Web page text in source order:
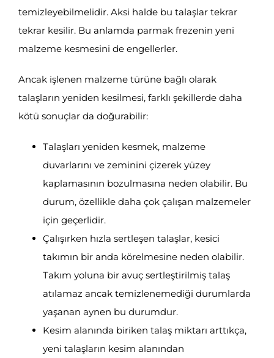
temizleyebilmelidir. Aksi halde bu talaşlar tekrar
tekrar kesilir. Bu anlamda parmak frezenin yeni
malzeme kesmesini de engellerler.
Ancak işlenen malzeme türüne bağlı olarak
talaşların yeniden kesilmesi, farklı şekillerde daha
kötü sonuçlar da doğurabilir:
Talaşları yeniden kesmek, malzeme
duvarlarını ve zeminini çizerek yüzey
kaplamasının bozulmasına neden olabilir. Bu
durum, özellikle daha çok çalışan malzemeler
için geçerlidir.
Çalışırken hızla sertleşen talaşlar, kesici
takımın bir anda körelmesine neden olabilir.
Takım yoluna bir avuç sertleştirilmiş talaş
atılamaz ancak temizlenemediği durumlarda
yaşanan aynen bu durumdur.
Kesim alanında biriken talaş miktarı arttıkça,
yeni talaşların kesim alanından